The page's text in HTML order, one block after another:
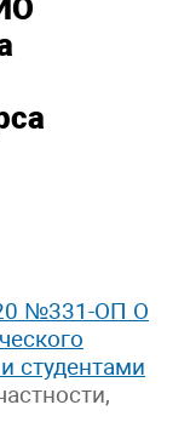
№331-ОП О
студентами